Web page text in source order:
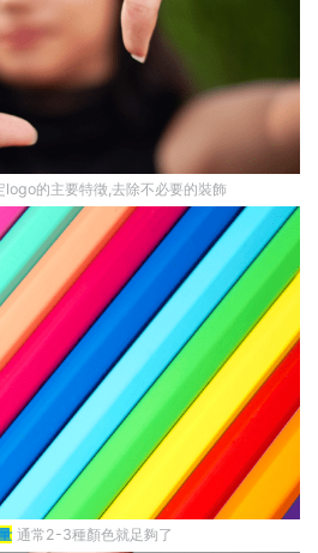
logo的主要特徵,去除不必要的裝飾
通常2-3種顏色就足夠了